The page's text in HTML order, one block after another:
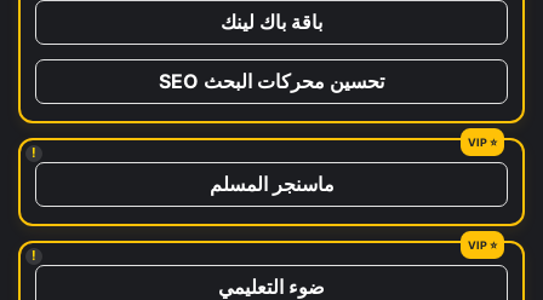
باقة باك لينك
تحسين محركات البحث SEO
!
ماسنجر المسلم
!
ضوء التعليمي